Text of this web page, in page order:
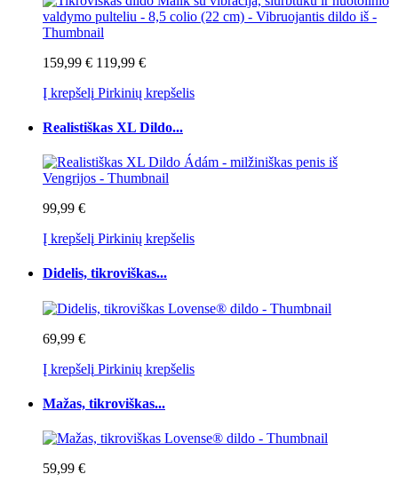
159,99 € 119,99 €
Į krepšelį Pirkinių krepšelis
Realistiškas XL Dildo...
99,99 €
Į krepšelį Pirkinių krepšelis
Didelis, tikroviškas...
69,99 €
Į krepšelį Pirkinių krepšelis
Mažas, tikroviškas...
59,99 €